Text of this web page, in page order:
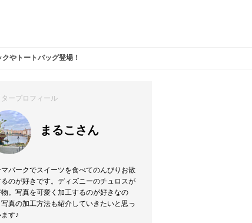
やトートバッグ登場！
タープロフィール
まるこさん
マパークでスイーツを食べてのんびりお散
のが好きです。ディズニーのチュロスが
。写真を可愛く加工するのが好きなの
真の加工方法も紹介していきたいと思っ
す♪